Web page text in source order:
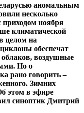
аномальным
несколько
приходом ноября
климатической
целом на
обеспечат
воздушные
Но о
рано говорить –
Зимних
этом в эфире
синоптик Дмитрий